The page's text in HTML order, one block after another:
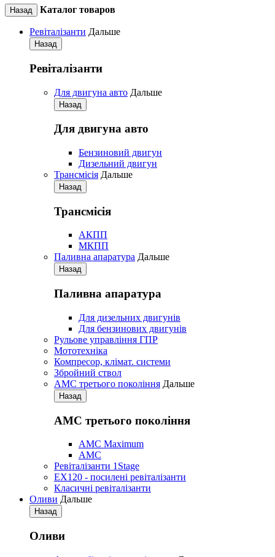
Назад Каталог товаров
Ревіталізанти Дальше
Назад
Ревіталізанти
Для двигуна авто Дальше
Назад
Для двигуна авто
Бензиновий двигун
Дизельний двигун
Трансмісія Дальше
Назад
Трансмісія
АКПП
МКПП
Паливна апаратура Дальше
Назад
Паливна апаратура
Для дизельних двигунів
Для бензинових двигунів
Рульове управління ГПР
Мототехніка
Компресор, клімат. системи
Збройний ствол
АМС третього покоління Дальше
Назад
АМС третього покоління
AMC Maximum
AMC
Ревіталізанти 1Stage
EX120 - посилені ревіталізанти
Класичні ревіталізанти
Оливи Дальше
Назад
Оливи